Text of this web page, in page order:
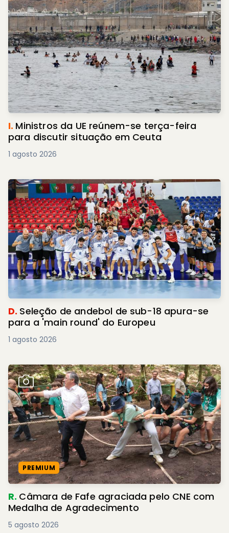
I. Ministros da UE reúnem-se terça-feira
para discutir situação em Ceuta
1 agosto 2026
D. Seleção de andebol de sub-18 apura-se
para a 'main round' do Europeu
1 agosto 2026
PREMIUM
R. Câmara de Fafe agraciada pelo CNE com
Medalha de Agradecimento
5 agosto 2026